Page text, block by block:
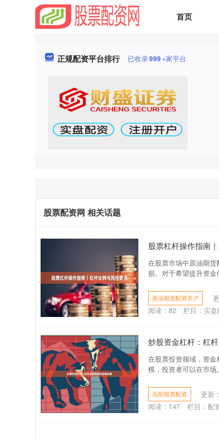
首页
正规配资平台排行 已收录999+家平台
股票配资网 相关话题
股票杠杆操作指南
在股票市场中原油期
损。对于希望提升资
原油期货配资开户
阅读： 82 栏目： 实
炒股资金杠杆：杠
在股票投资领域，资
模，投资者可以在市
岳阳股票配资
更新
阅读： 147 栏目： 配